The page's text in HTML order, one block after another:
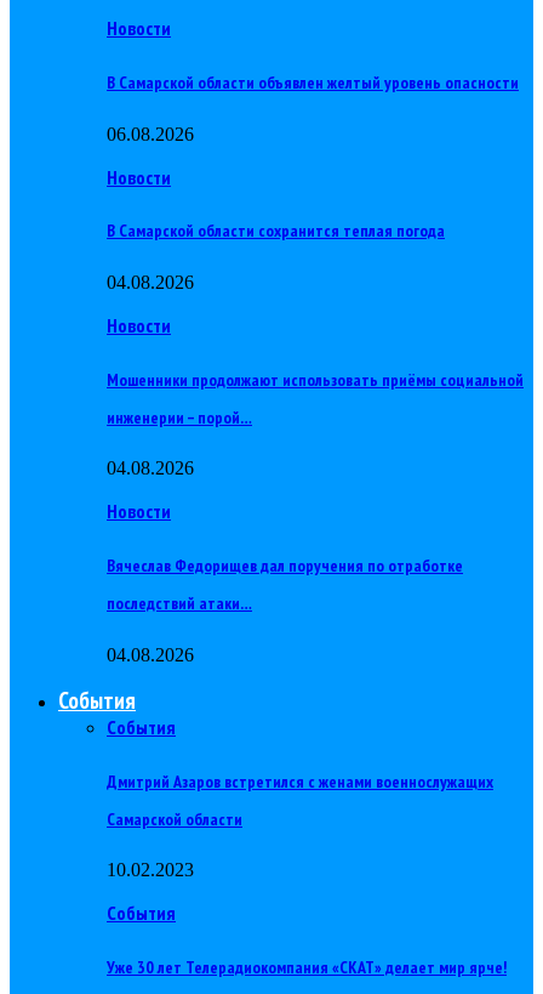
Новости
В Самарской области объявлен желтый уровень опасности
06.08.2026
Новости
В Самарской области сохранится теплая погода
04.08.2026
Новости
Мошенники продолжают использовать приёмы социальной
инженерии – порой…
04.08.2026
Новости
Вячеслав Федорищев дал поручения по отработке
последствий атаки…
04.08.2026
События
События
Дмитрий Азаров встретился с женами военнослужащих
Самарской области
10.02.2023
События
Уже 30 лет Телерадиокомпания «СКАТ» делает мир ярче!